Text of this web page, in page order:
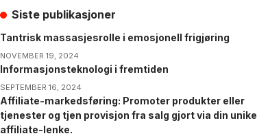
Siste publikasjoner
Tantrisk massasjesrolle i emosjonell frigjøring
NOVEMBER 19, 2024
Informasjonsteknologi i fremtiden
SEPTEMBER 16, 2024
Affiliate-markedsføring: Promoter produkter eller
tjenester og tjen provisjon fra salg gjort via din unike
affiliate-lenke.